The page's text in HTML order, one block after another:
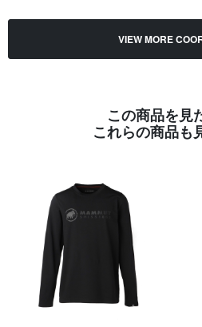
VIEW MORE
この商品を見
これらの商品も